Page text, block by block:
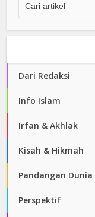
Dari Redaksi
Info Islam
Irfan & Akhlak
Kisah & Hikmah
Pandangan Dunia
Perspektif